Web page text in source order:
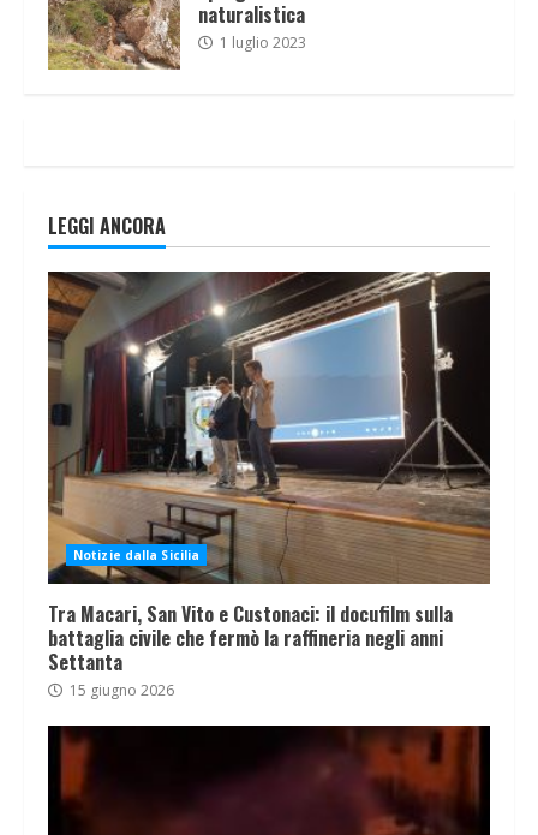
naturalistica
1 luglio 2023
LEGGI ANCORA
Notizie dalla Sicilia
Tra Macari, San Vito e Custonaci: il docufilm sulla
battaglia civile che fermò la raffineria negli anni
Settanta
15 giugno 2026